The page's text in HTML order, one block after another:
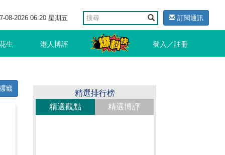
08-2026 06:20 星期五 訂閱通訊
生 港人博評 登入／註冊
籤
精選排行榜
精選觀點
精選博評